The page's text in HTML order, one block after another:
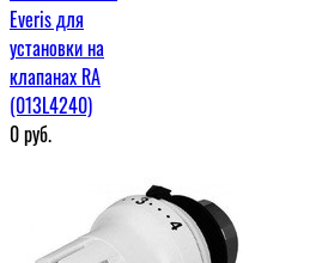
Everis для
установки на
клапанах RA
(013L4240)
0руб.